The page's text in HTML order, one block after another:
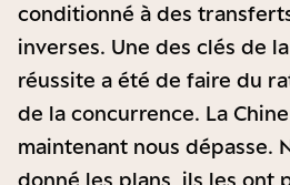
conditionné à des
inverses. Une des clés de
réussite a été de faire du
de la concurrence. La
maintenant nous dépasse.
donné les plans, ils les ont